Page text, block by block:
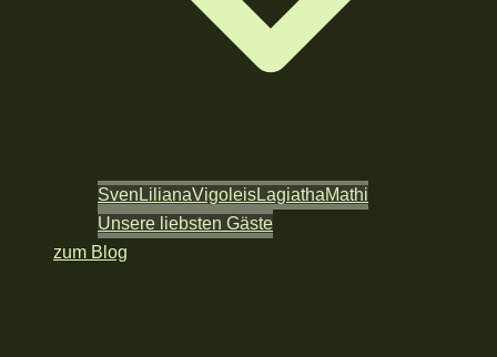
Sven LilianaVigoleisLagiathaMathi
Unsere liebsten Gäste
zum Blog